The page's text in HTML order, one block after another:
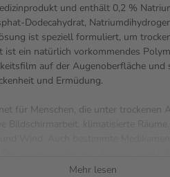
und enthält 0,2 %
Dodecahydrat,
ist speziell formuliert, um
ein natürlich vorkommendes
auf der Augenoberfläche
und Ermüdung.
für Menschen, die unter trockenen
bei weichen als auch bei harten
Mehr lesen